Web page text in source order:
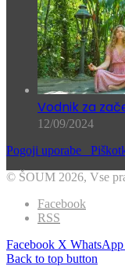
Vodnik za
12/09/2024
Pogoji uporabe
© ŠOUM 2026, Vse
Facebook
RSS
Facebook X WhatsApp
Back to top button